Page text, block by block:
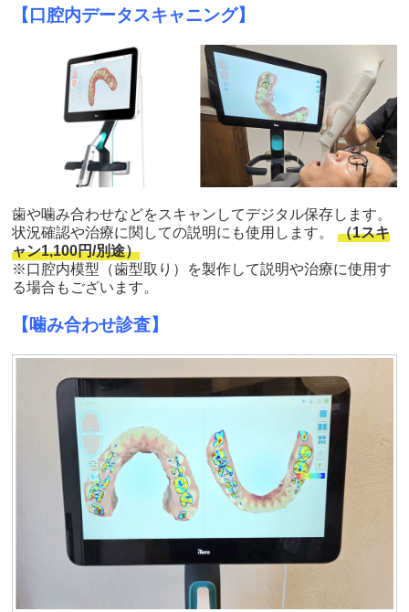
【口腔内データスキャニング】
歯や噛み合わせなどをスキャンしてデジタル保存します。
状況確認や治療に関しての説明にも使用します。
（1スキ
ャン1,100円/別途）
※口腔内模型（歯型取り）を製作して説明や治療に使用す
る場合もございます。
【噛み合わせ診査】